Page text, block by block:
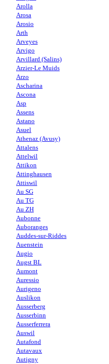
Arolla
Arosa
Arosio
Arth
Arveyes
Arvigo
Arvillard (Salins)
Arzier-Le Muids
Arzo
Ascharina
Ascona
Asp
Assens
Astano
Asuel
Athenaz (Avusy)
Attalens
Attelwil
Attikon
Attinghausen
Attiswil
Au SG
Au TG
Au ZH
Aubonne
Auboranges
Auddes-sur-Riddes
Auenstein
Augio
Augst BL
Aumont
Auressio
Aurigeno
Auslikon
Ausserberg
Ausserbinn
Ausserferrera
Auswil
Autafond
Autavaux
Autigny